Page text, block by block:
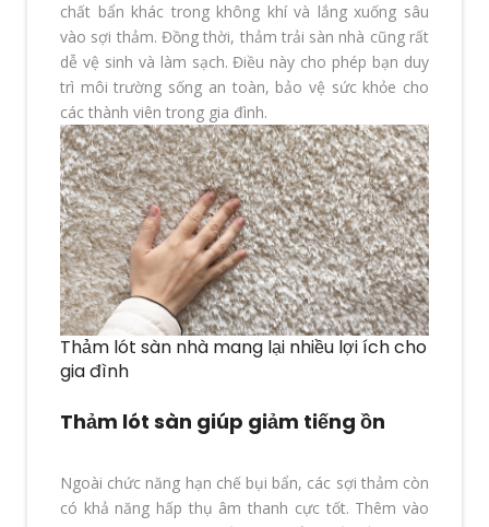
chất bẩn khác trong không khí và lắng xuống sâu
vào sợi thảm. Đồng thời, thảm trải sàn nhà cũng rất
dễ vệ sinh và làm sạch. Điều này cho phép bạn duy
trì môi trường sống an toàn, bảo vệ sức khỏe cho
các thành viên trong gia đình.
Thảm lót sàn nhà mang lại nhiều lợi ích cho
gia đình
Thảm lót sàn giúp giảm tiếng ồn
Ngoài chức năng hạn chế bụi bẩn, các sợi thảm còn
có khả năng hấp thụ âm thanh cực tốt. Thêm vào